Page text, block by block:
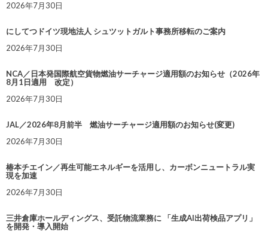
2026年7月30日
にしてつドイツ現地法人 シュツットガルト事務所移転のご案内
2026年7月30日
NCA／日本発国際航空貨物燃油サーチャージ適用額のお知らせ（2026年
8月1日適用 改定）
2026年7月30日
JAL／2026年8月前半 燃油サーチャージ適用額のお知らせ(変更)
2026年7月30日
椿本チエイン／再生可能エネルギーを活用し、カーボンニュートラル実
現を加速
2026年7月30日
三井倉庫ホールディングス、受託物流業務に 「生成AI出荷検品アプリ」
を開発・導入開始